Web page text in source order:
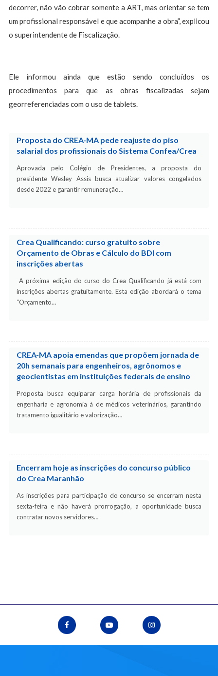
decorrer, não vão cobrar somente a ART, mas orientar se tem
um profissional responsável e que acompanhe a obra”, explicou
o superintendente de Fiscalização.
Ele informou ainda que estão sendo concluídos os
procedimentos para que as obras fiscalizadas sejam
georreferenciadas com o uso de tablets.
Proposta do CREA-MA pede reajuste do piso
salarial dos profissionais do Sistema Confea/Crea
Aprovada pelo Colégio de Presidentes, a proposta do
presidente Wesley Assis busca atualizar valores congelados
desde 2022 e garantir remuneração…
Crea Qualificando: curso gratuito sobre
Orçamento de Obras e Cálculo do BDI com
inscrições abertas
A próxima edição do curso do Crea Qualificando já está com
inscrições abertas gratuitamente. Esta edição abordará o tema
“Orçamento…
CREA-MA apoia emendas que propõem jornada de
20h semanais para engenheiros, agrônomos e
geocientistas em instituições federais de ensino
Proposta busca equiparar carga horária de profissionais da
engenharia e agronomia à de médicos veterinários, garantindo
tratamento igualitário e valorização…
Encerram hoje as inscrições do concurso público
do Crea Maranhão
As inscrições para participação do concurso se encerram nesta
sexta-feira e não haverá prorrogação, a oportunidade busca
contratar novos servidores…